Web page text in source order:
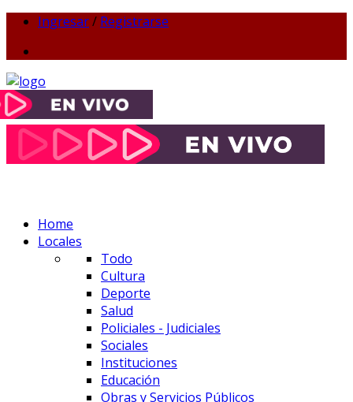
Ingresar/ Registrarse
Home
Locales
Todo
Cultura
Deporte
Salud
Policiales - Judiciales
Sociales
Instituciones
Educación
Obras y Servicios Públicos